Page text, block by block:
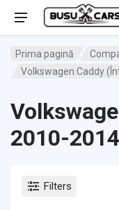
Prima pagină
Volkswagen Caddy
2010-
Filters